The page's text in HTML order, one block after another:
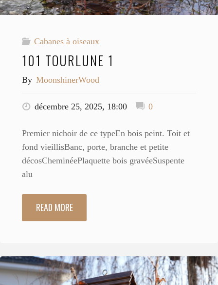
Cabanes à oiseaux
101 TOURLUNE 1
By MoonshinerWood
décembre 25, 2025, 18:00 0
Premier nichoir de ce typeEn bois peint. Toit et
fond vieillisBanc, porte, branche et petite
décosCheminéePlaquette bois gravéeSuspente
alu
READ MORE"101
1"